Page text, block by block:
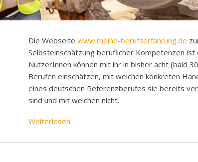
Die Webseite www.meine-berufserfahrung.de
Selbsteinschätzung beruflicher Kompetenzen ist
NutzerInnen können mit ihr in bisher acht (bald
Berufen einschätzen, mit welchen konkreten
eines deutschen Referenzberufes sie bereits
sind und mit welchen nicht.
Weiterlesen …
beruflichen